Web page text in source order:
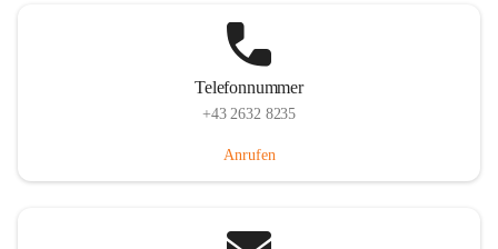
Telefonnummer
+43 2632 8235
Anrufen